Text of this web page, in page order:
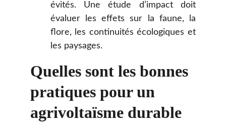
évités. Une étude d’impact doit
évaluer les effets sur la faune, la
flore, les continuités écologiques et
les paysages.
Quelles sont les bonnes
pratiques pour un
agrivoltaïsme durable